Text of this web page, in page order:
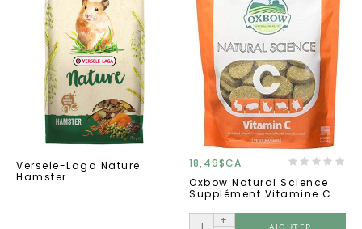
Versele-Laga Nature
Hamster
18,49$CA
Oxbow Natural Science
Supplément Vitamine C
+
AJOUTER